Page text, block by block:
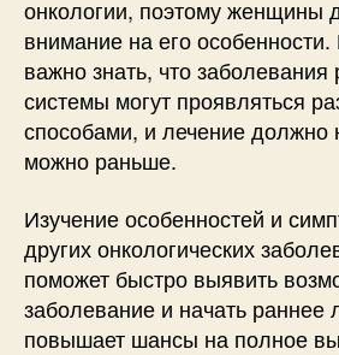
онкологии, поэтому женщины
внимание на его особенности.
важно знать, что заболевания
системы могут проявляться
способами, и лечение должно
можно раньше.
Изучение особенностей и
других онкологических
поможет быстро выявить
заболевание и начать раннее
повышает шансы на полное